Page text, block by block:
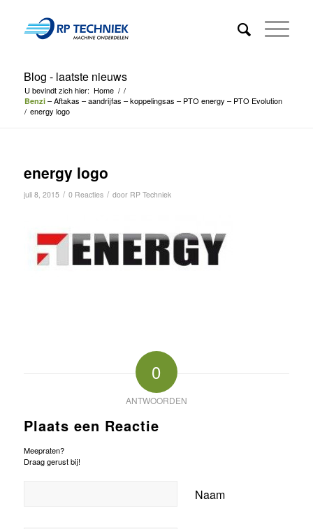
Blog - laatste nieuws
U bevindt zich hier: Home / /
Benzi– Aftakas – aandrijfas – koppelingsas – PTO energy – PTO Evolution
/ energy logo
energy logo
juli 8, 2015 / 0 Reacties / door RP Techniek
0
ANTWOORDEN
Plaats een Reactie
Meepraten?
Draag gerust bij!
Naam